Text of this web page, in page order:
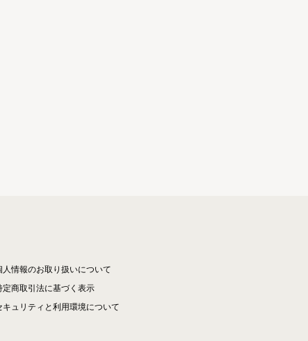
人情報のお取り扱いについて
定商取引法に基づく表示
キュリティと利用環境について